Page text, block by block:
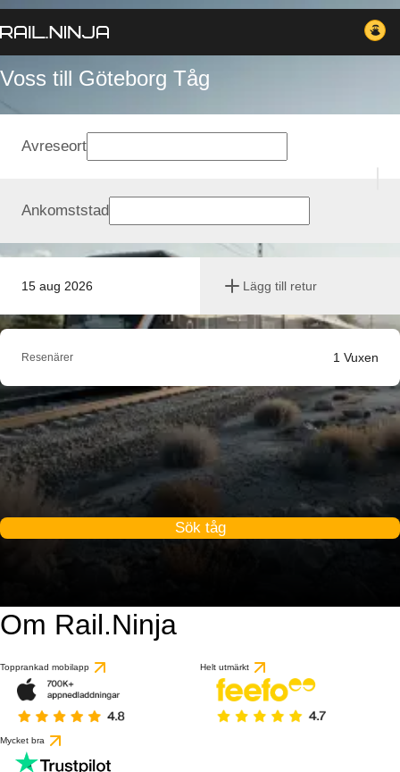
Voss till Göteborg Tåg
15 aug 2026 Lägg till retur
Avreseort
Ankomststad
Resenärer 1 Vuxen
Sök tåg
Om Rail.Ninja
Topprankad mobilapp Helt utmärkt
Mycket bra